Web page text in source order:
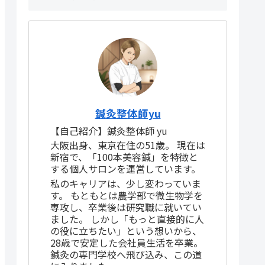
鍼灸整体師yu
【自己紹介】鍼灸整体師 yu
大阪出身、東京在住の51歳。 現在は
新宿で、「100本美容鍼」を特徴と
する個人サロンを運営しています。
私のキャリアは、少し変わっていま
す。 もともとは農学部で微生物学を
専攻し、卒業後は研究職に就いてい
ました。 しかし「もっと直接的に人
の役に立ちたい」という想いから、
28歳で安定した会社員生活を卒業。
鍼灸の専門学校へ飛び込み、この道